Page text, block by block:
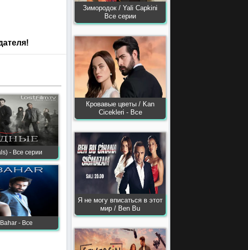
Зимородок / Yali Capkini
Все серии
Кровавые цветы / Kan
Сiсekleri - Все
Я не могу вписаться в этот
мир / Ben Bu
- Все серии
- Все